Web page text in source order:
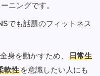
ニングです。
でも話題のフィットネス
身を動かすため、
日常生
軟性 を意識したい人にも